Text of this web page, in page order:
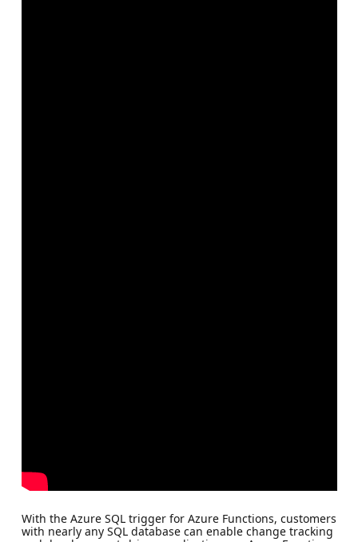
With the Azure SQL trigger for Azure Functions, customers
with nearly any SQL database can enable change tracking